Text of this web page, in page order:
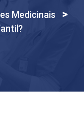
Medicinais >